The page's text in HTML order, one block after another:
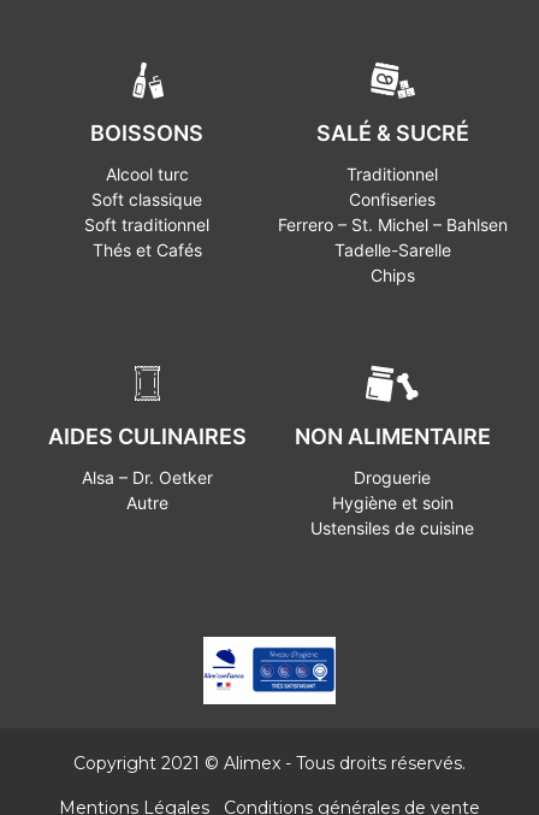
BOISSONS
Alcool turc
Soft classique
Soft traditionnel
Thés et Cafés
SALÉ & SUCRÉ
Traditionnel
Confiseries
Ferrero – St. Michel – Bahlsen
Tadelle-Sarelle
Chips
AIDES CULINAIRES
Alsa – Dr. Oetker
Autre
NON ALIMENTAIRE
Droguerie
Hygiène et soin
Ustensiles de cuisine
Copyright 2021 © Alimex - Tous droits réservés.
Mentions Légales Conditions générales de vente